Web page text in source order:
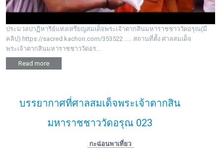
ประมวลปาฏิหาริย์แห่งเหรียญสมเด็จพระเจ้าตากสินมหาราชชาววัดอรุณ(มี
คลิป) https://sacred.kachon.com/353522 ..... สถานที่ตั้ง ศาลสมเด็จ
พระเจ้าตากสินมหาราชชาววัดอร...
Read more
บรรยากาศที่ศาลสมเด็จพระเจ้าตากสิน
มหาราชชาววัดอรุณ 023
กะฉ่อนพาเที่ยว